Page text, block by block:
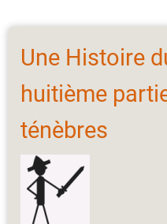
Une Histoire
huitième
ténèbres